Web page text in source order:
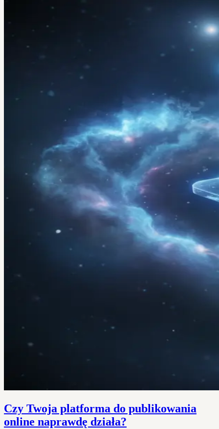
Czy Twoja platforma do publikowania
online naprawdę działa?